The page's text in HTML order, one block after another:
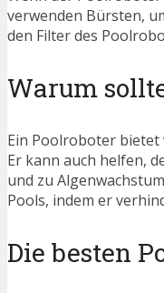
verwenden Bürsten,
den Filter des
Warum
Ein Poolroboter bietet
Er kann auch helfen,
und zu
Pools, indem er
Die besten